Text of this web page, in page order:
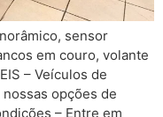
sensor
em couro, volante
– Veículos de
opções de
– Entre em